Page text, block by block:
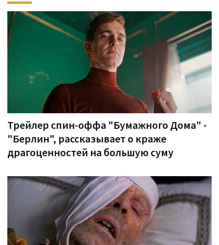
Трейлер спин-оффа "Бумажного Дома" -
"Берлин", рассказывает о краже
драгоценностей на большую суму